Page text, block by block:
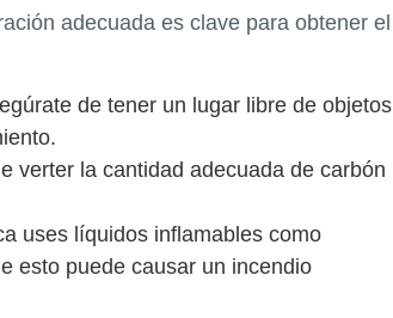
adecuada es clave para obtener el
de tener un lugar libre de objetos
verter la cantidad adecuada de carbón
uses líquidos inflamables como
esto puede causar un incendio